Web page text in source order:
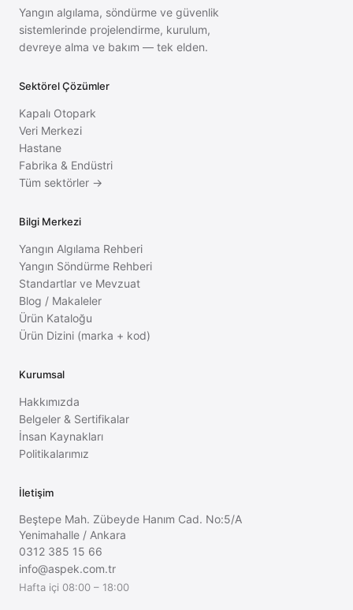
Yangın algılama, söndürme ve güvenlik
sistemlerinde projelendirme, kurulum,
devreye alma ve bakım — tek elden.
Sektörel Çözümler
Kapalı Otopark
Veri Merkezi
Hastane
Fabrika & Endüstri
Tüm sektörler →
Bilgi Merkezi
Yangın Algılama Rehberi
Yangın Söndürme Rehberi
Standartlar ve Mevzuat
Blog / Makaleler
Ürün Kataloğu
Ürün Dizini (marka + kod)
Kurumsal
Hakkımızda
Belgeler & Sertifikalar
İnsan Kaynakları
Politikalarımız
İletişim
Beştepe Mah. Zübeyde Hanım Cad. No:5/A
Yenimahalle / Ankara
0312 385 15 66
info@aspek.com.tr
Hafta içi 08:00 – 18:00